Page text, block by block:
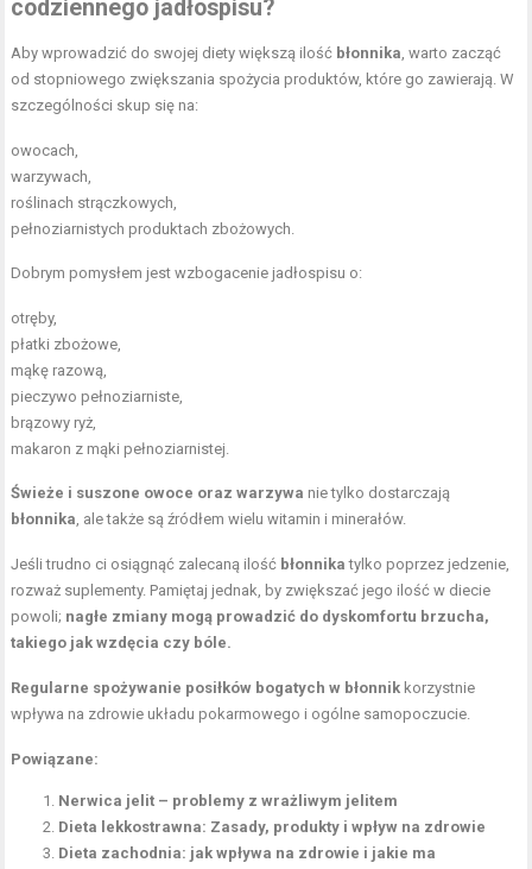
codziennego jadłospisu?
Aby wprowadzić do swojej diety większą ilość błonnika, warto zacząć
od stopniowego zwiększania spożycia produktów, które go zawierają. W
szczególności skup się na:
owocach,
warzywach,
roślinach strączkowych,
pełnoziarnistych produktach zbożowych.
Dobrym pomysłem jest wzbogacenie jadłospisu o:
otręby,
płatki zbożowe,
mąkę razową,
pieczywo pełnoziarniste,
brązowy ryż,
makaron z mąki pełnoziarnistej.
Świeże i suszone owoce oraz warzywa nie tylko dostarczają
błonnika, ale także są źródłem wieluwitamin i minerałów.
Jeśli trudno ci osiągnąć zalecaną ilość błonnika tylko poprzez jedzenie,
rozważ suplementy. Pamiętaj jednak, by zwiększać jego ilość w diecie
powoli; nagłe zmiany mogą prowadzić do dyskomfortu brzucha,
takiego jak wzdęcia czy bóle.
Regularne spożywanie posiłków bogatych w błonnik korzystnie
wpływa na zdrowie układu pokarmowego i ogólne samopoczucie.
Powiązane:
Nerwica jelit – problemy z wrażliwym jelitem
Dieta lekkostrawna: Zasady, produkty i wpływ na zdrowie
Dieta zachodnia: jak wpływa na zdrowie i jakie ma